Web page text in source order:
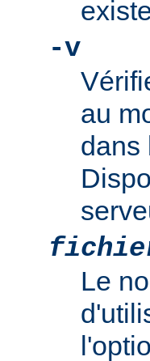
-v
au
dans
Le